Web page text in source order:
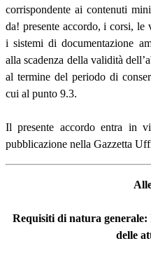
corrispondente ai contenuti
da! presente accordo, i corsi,
i sistemi di documentazione
alla scadenza della validità
al termine del periodo di
cui al punto 9.3.
Il presente accordo entra in
pubblicazione nella Gazzetta
Requisiti di natura
delle